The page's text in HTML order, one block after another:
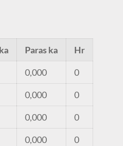
Paras ka Hr
0,000 0
0,000 0
0,000 0
0,000 0